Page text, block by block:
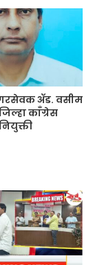
ॲड. वसीम
काँग्रेस